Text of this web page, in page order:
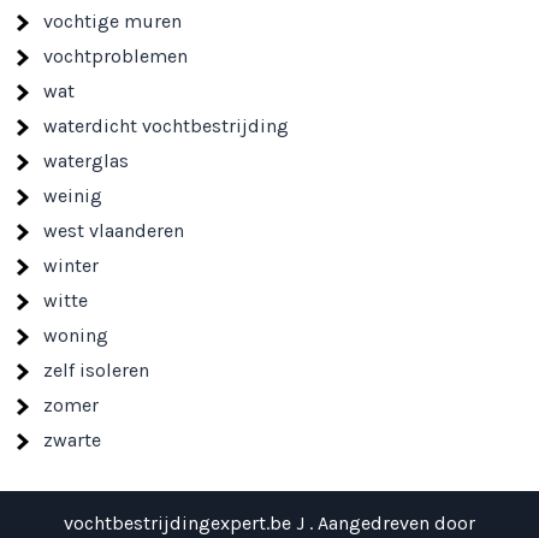
vochtige muren
vochtproblemen
wat
waterdicht vochtbestrijding
waterglas
weinig
west vlaanderen
winter
witte
woning
zelf isoleren
zomer
zwarte
vochtbestrijdingexpert.be J . Aangedreven door